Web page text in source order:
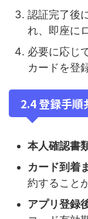
認証完了後
れ、即座に
必要に応じ
カードを登
2.4 登録手順
本人確認書
カード到着
約すること
アプリ登録